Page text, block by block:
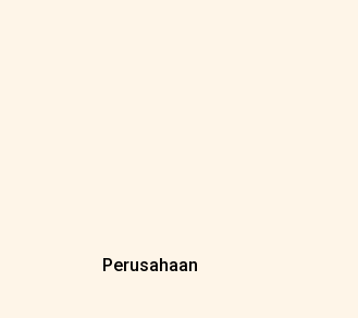
Perusahaan